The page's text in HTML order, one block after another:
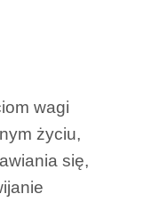
wagi
życiu,
się,